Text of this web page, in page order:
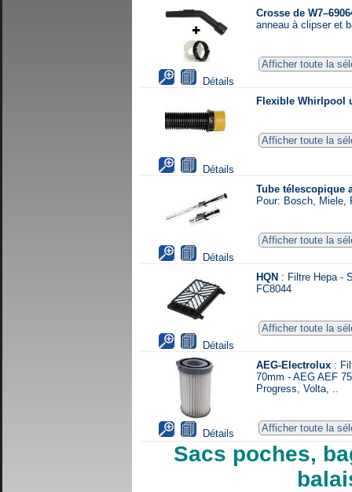
Détails
Crosse de
anneau à clipser et
Afficher toute la
Détails
Flexible Whirlpool
Afficher toute la
Détails
Tube télescopique
Pour: Bosch, Miele,
Afficher toute la
Détails
HQN : Filtre Hepa -
FC8044
Afficher toute la
Détails
AEG-Electrolux :
70mm - AEG AEF
Progress, Volta, ..
Afficher toute la
Sacs poches,